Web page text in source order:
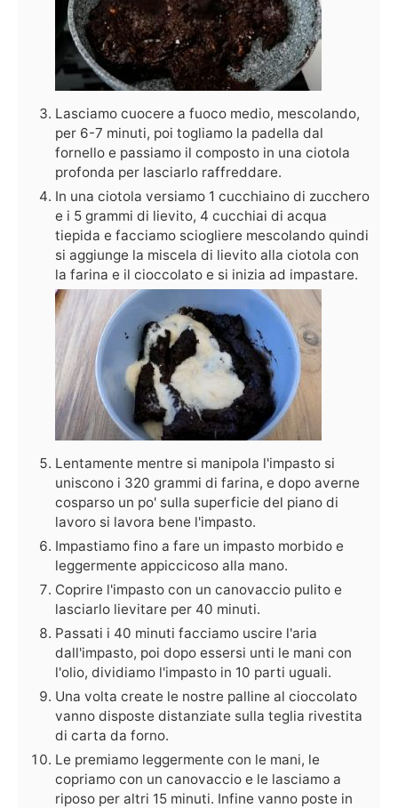
Lasciamo cuocere a fuoco medio, mescolando,
per 6-7 minuti, poi togliamo la padella dal
fornello e passiamo il composto in una ciotola
profonda per lasciarlo raffreddare.
In una ciotola versiamo 1 cucchiaino di zucchero
e i 5 grammi di lievito, 4 cucchiai di acqua
tiepida e facciamo sciogliere mescolando quindi
si aggiunge la miscela di lievito alla ciotola con
la farina e il cioccolato e si inizia ad impastare.
Lentamente mentre si manipola l'impasto si
uniscono i 320 grammi di farina, e dopo averne
cosparso un po' sulla superficie del piano di
lavoro si lavora bene l'impasto.
Impastiamo fino a fare un impasto morbido e
leggermente appiccicoso alla mano.
Coprire l'impasto con un canovaccio pulito e
lasciarlo lievitare per 40 minuti.
Passati i 40 minuti facciamo uscire l'aria
dall'impasto, poi dopo essersi unti le mani con
l'olio, dividiamo l'impasto in 10 parti uguali.
Una volta create le nostre palline al cioccolato
vanno disposte distanziate sulla teglia rivestita
di carta da forno.
Le premiamo leggermente con le mani, le
copriamo con un canovaccio e le lasciamo a
riposo per altri 15 minuti. Infine vanno poste in